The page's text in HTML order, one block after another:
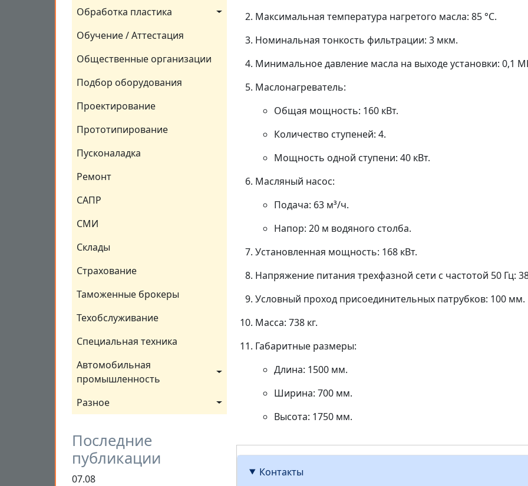
Обработка пластика
Обучение / Аттестация
Общественные организации
Подбор оборудования
Проектирование
Прототипирование
Пусконаладка
Ремонт
САПР
СМИ
Склады
Страхование
Таможенные брокеры
Техобслуживание
Специальная техника
Автомобильная
промышленность
Разное
Последние
публикации
07.08
Максимальная температура нагретого масла: 85 °C.
Номинальная тонкость фильтрации: 3 мкм.
Минимальное давление масла на выходе установки: 0,1
Маслонагреватель:
Общая мощность: 160 кВт.
Количество ступеней: 4.
Мощность одной ступени: 40 кВт.
Масляный насос:
Подача: 63 м³/ч.
Напор: 20 м водяного столба.
Установленная мощность: 168 кВт.
Напряжение питания трехфазной сети с частотой 50 Гц:
Условный проход присоединительных патрубков: 100 мм.
Масса: 738 кг.
Габаритные размеры:
Длина: 1500 мм.
Ширина: 700 мм.
Высота: 1750 мм.
Контакты